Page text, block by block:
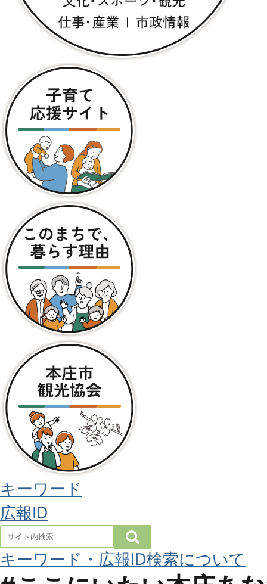
キーワード
広報ID
検
索
キーワード・広報ID検索について